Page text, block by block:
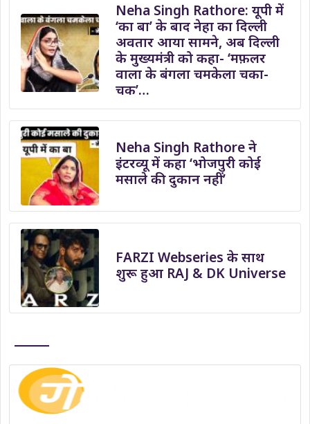
Neha Singh Rathore: यूपी में
‘का बा’ के बाद नेहा का दिल्ली
अवतार आया सामने, अब दिल्ली
के मुख्यमंत्री को कहा- ‘मफ़लर
वाला के बंगला चमकेला चका-
चक’…
Neha Singh Rathore ने
इंटरव्यू में कहा ‘भोजपुरी कोई
मसाले की दुकान नहीं’
FARZI Webseries के साथ
शुरू हुआ RAJ & DK Universe